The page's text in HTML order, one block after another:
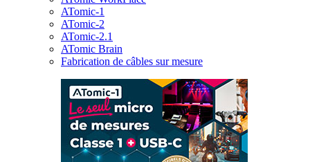
ATomic-1
ATomic-2
ATomic-2.1
ATomic Brain
Fabrication de câbles sur mesure